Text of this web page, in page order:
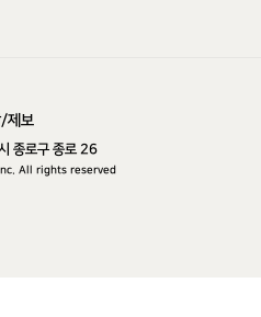
제보
종로구 종로 26
All rights reserved